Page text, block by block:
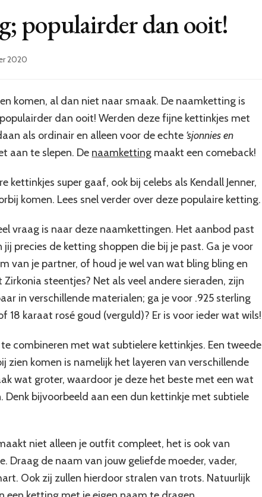
populairder dan ooit!
2020
komen, al dan niet naar smaak. De naamketting is
dan ooit! Werden deze fijne kettinkjes met
als ordinair en alleen voor de echte ‘sjonnies en
aan te slepen. De naamketting maakt een comeback!
kettinkjes super gaaf, ook bij celebs als Kendall Jenner,
komen. Lees snel verder over deze populaire ketting.
vraag is naar deze naamkettingen. Het aanbod past
jij precies de ketting shoppen die bij je past. Ga je voor
van je partner, of houd je wel van wat bling bling en
steentjes? Net als veel andere sieraden, zijn
in verschillende materialen; ga je voor .925 sterling
18 karaat rosé goud (verguld)? Er is voor ieder wat wils!
combineren met wat subtielere kettinkjes. Een tweede
zien komen is namelijk het layeren van verschillende
wat groter, waardoor je deze het beste met een wat
Denk bijvoorbeeld aan een dun kettinkje met subtiele
niet alleen je outfit compleet, het is ook van
Draag de naam van jouw geliefde moeder, vader,
Ook zij zullen hierdoor stralen van trots. Natuurlijk